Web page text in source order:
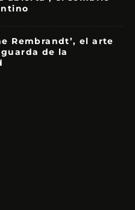
Rembrandt’, el arte
de la